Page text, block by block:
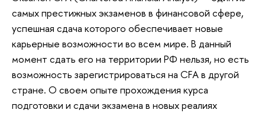
самых престижных экзаменов в финансовой сфере,
успешная сдача которого обеспечивает новые
карьерные возможности во всем мире. В данный
момент сдать его на территории РФ нельзя, но есть
возможность зарегистрироваться на CFA в другой
стране. О своем опыте прохождения курса
подготовки и сдачи экзамена в новых реалиях